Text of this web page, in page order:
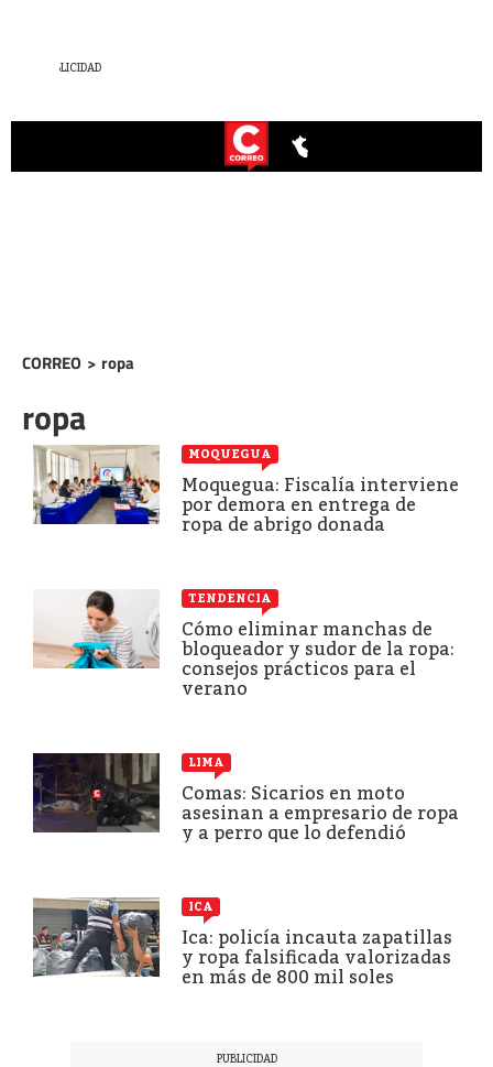
CORREO > ropa
ropa
MOQUEGUA
Moquegua: Fiscalía interviene
por demora en entrega de
ropa de abrigo donada
TENDENCIA
Cómo eliminar manchas de
bloqueador y sudor de la ropa:
consejos prácticos para el
verano
LIMA
Comas: Sicarios en moto
asesinan a empresario de ropa
y a perro que lo defendió
ICA
Ica: policía incauta zapatillas
y ropa falsificada valorizadas
en más de 800 mil soles